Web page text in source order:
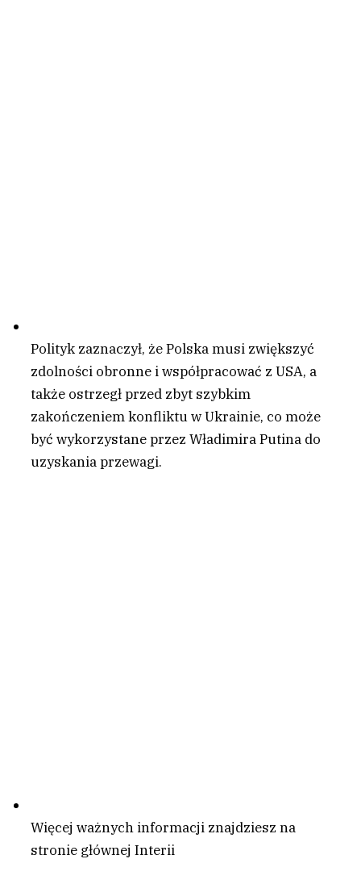
Polityk zaznaczył, że Polska musi zwiększyć
zdolności obronne i współpracować z USA, a
także ostrzegł przed zbyt szybkim
zakończeniem konfliktu w Ukrainie, co może
być wykorzystane przez Władimira Putina do
uzyskania przewagi.
Więcej ważnych informacji znajdziesz na
stronie głównej Interii